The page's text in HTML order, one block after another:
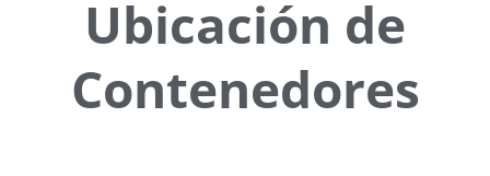
Ubicación de
Contenedores